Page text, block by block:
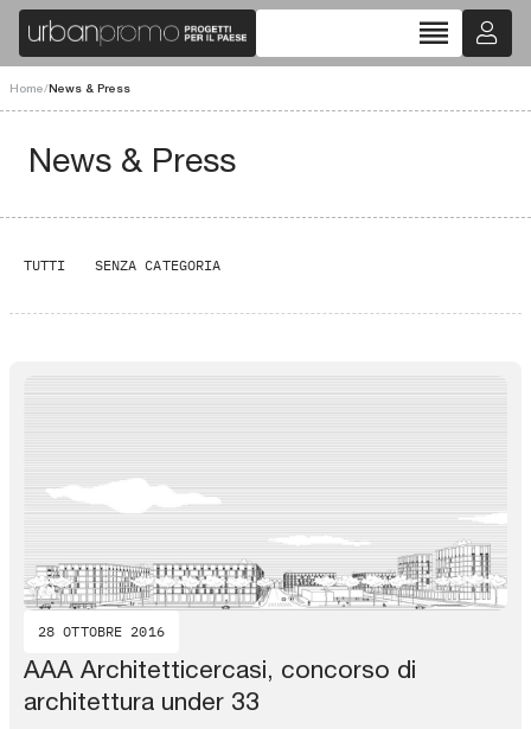
reorder
Home/News & Press
News & Press
TUTTI SENZA CATEGORIA
28 OTTOBRE 2016
AAA Architetticercasi, concorso di
architettura under 33